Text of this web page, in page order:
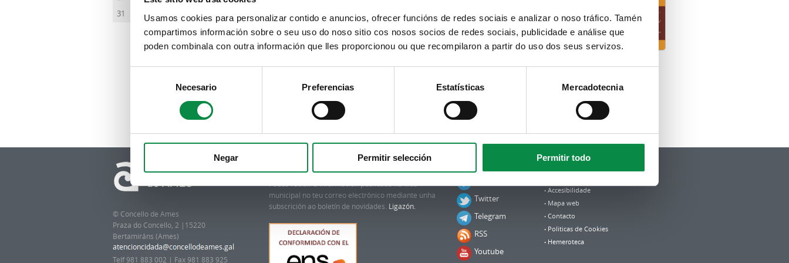
Usamos cookies para personalizar contido e anuncios, ofrecer funcións de redes sociais e analizar o noso tráfico. Tamén
compartimos información sobre o seu uso do noso sitio cos nosos socios de redes sociais, publicidade e análise que
poden combinala con outra información que lles proporcionou ou que recompilaron a partir do uso dos seus servizos.
Necesario Preferencias Estatísticas Mercadotecnia
Negar Permitir selección Permitir todo
31
© Concello de Ames
Praza do Concello, 2 |15220
Bertamiráns (Ames)
Telf 981 883 002 | Fax 981 883 925
Subscrición boletíns
Podes recibir a información publicada na web
municipal no teu correo electrónico mediante unha
subscrición ao boletín de novidades. Ligazón.
Twitter
Telegram
RSS
Youtube
Accesibilidade
Mapa web
Contacto
Politicas de Cookies
Hemeroteca